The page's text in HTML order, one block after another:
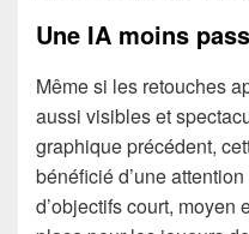
Une IA moins
Même si les retouches
aussi visibles et
graphique précédent,
bénéficié d’une
d’objectifs court, moyen